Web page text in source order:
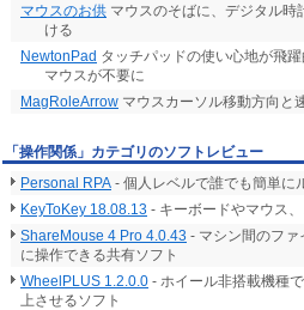
マウスのお供 マウスのそばに、デジタル
ける
NewtonPad タッチパッドの使い心地が飛
マウスが不要に
MagRoleArrow マウスカーソル移動方向と
「操作関係」カテゴリのソフトレビュー
Personal RPA - 個人レベルで誰でも簡単に
KeyToKey 18.08.13 - キーボードやマウス
ShareMouse 4 Pro 4.0.43 - マシン間のフ
に操作できる共有ソフト
WheelPLUS 1.2.0.0 - ホイール非搭載機種
上させるソフト